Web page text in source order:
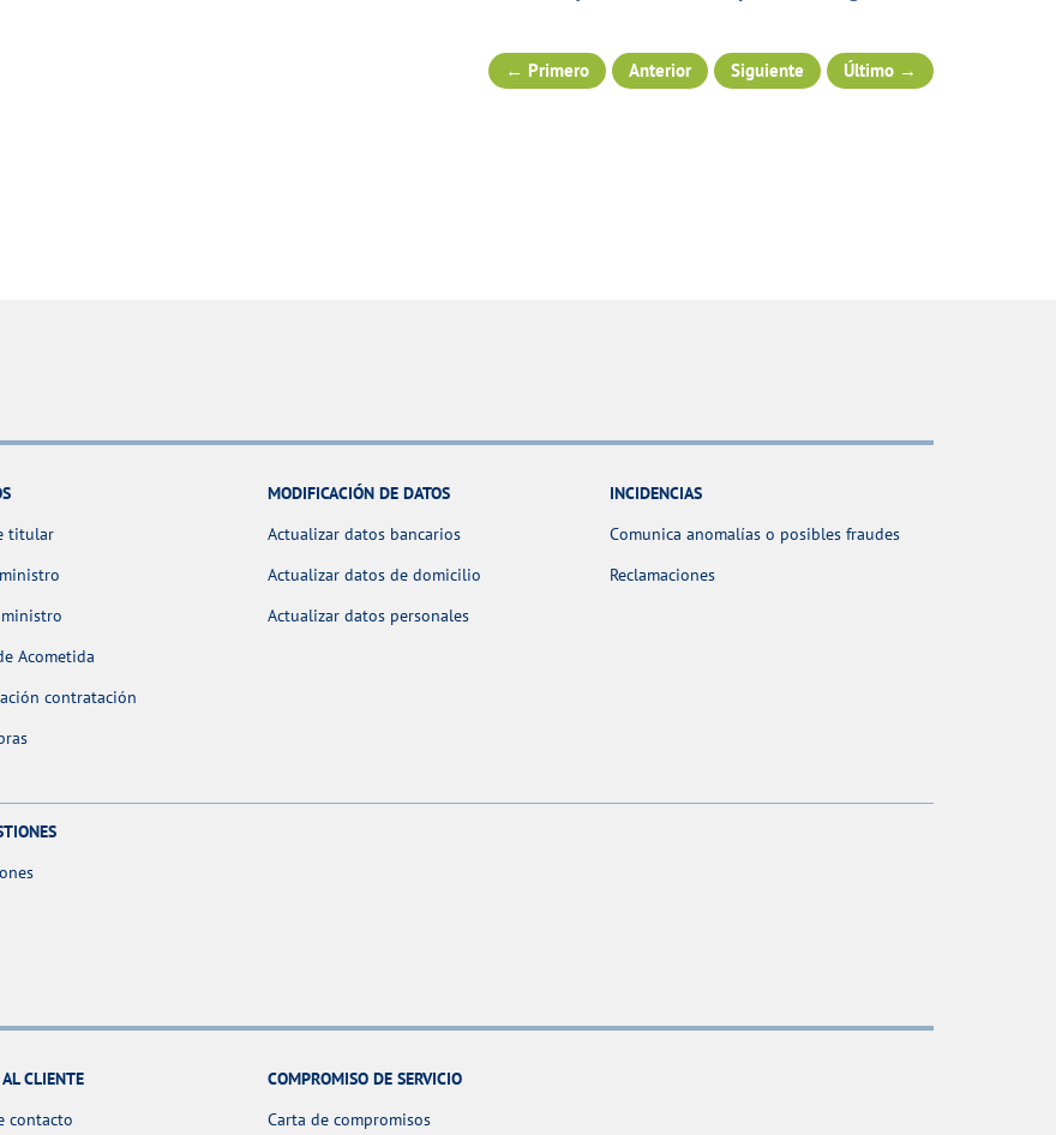
garantizar el suministro en la ciudad
← Primero Anterior Siguiente Último →
titular
Acometida
contratación
MODIFICACIÓN DE DATOS
Actualizar datos bancarios
Actualizar datos de domicilio
Actualizar datos personales
INCIDENCIAS
Comunica anomalías o posibles fraudes
Reclamaciones
CLIENTE
contacto
COMPROMISO DE SERVICIO
Carta de compromisos